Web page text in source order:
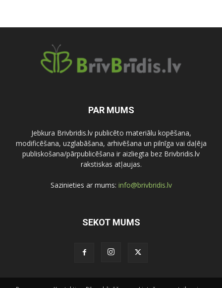
PAR MUMS
Jebkura Brivbridis.lv publicēto materiālu kopēšana,
modificēšana, uzglabāšana, arhivēšana un pilnīga vai daļēja
publiskošana/pārpublicēšana ir aizliegta bez Brivbridis.lv
rakstiskas atļaujas.
Sazinieties ar mums: info@brivbridis.lv
SEKOT MUMS